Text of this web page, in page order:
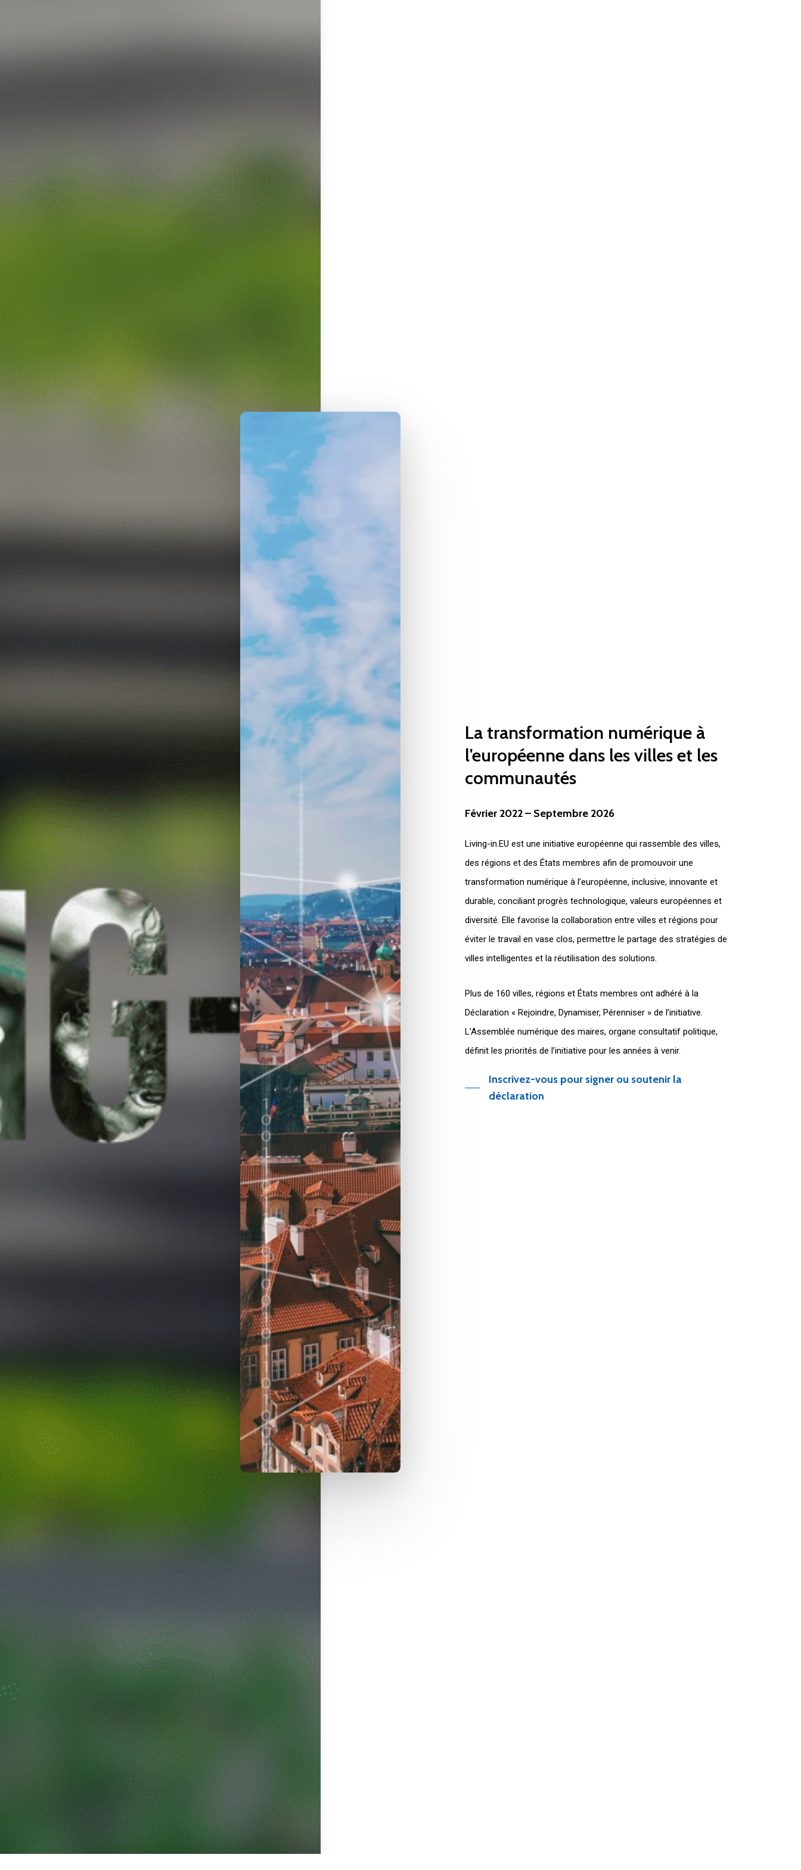
La transformation numérique à
l'européenne dans les villes et les
communautés
Février 2022 – Septembre 2026
Living-in.EU est une initiative européenne qui rassemble des villes,
des régions et des États membres afin de promouvoir une
transformation numérique à l’européenne, inclusive, innovante et
durable, conciliant progrès technologique, valeurs européennes et
diversité. Elle favorise la collaboration entre villes et régions pour
éviter le travail en vase clos, permettre le partage des stratégies de
villes intelligentes et la réutilisation des solutions.
Plus de 160 villes, régions et États membres ont adhéré à la
Déclaration « Rejoindre, Dynamiser, Pérenniser » de l’initiative.
L’Assemblée numérique des maires, organe consultatif politique,
définit les priorités de l’initiative pour les années à venir.
Inscrivez-vous pour signer ou soutenir la
déclaration